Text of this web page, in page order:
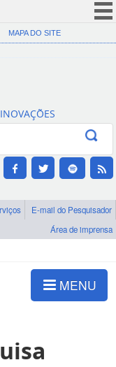
(COVID-19)
Canais
MAPA DO SITE
E-mail do Pesquisador
Área de imprensa
MENU